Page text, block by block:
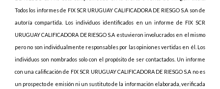
Todos los informes de FIX SCR URUGUAY CALIFICADORA DE RIESGO S.A son de
autoría compartida. Los individuos identificados en un informe de FIX SCR
URUGUAY CALIFICADORA DE RIESGO S.A estuvieron involucrados en el mismo
pero no son individualmente responsables por las opiniones vertidas en él. Los
individuos son nombrados solo con el propósito de ser contactados. Un informe
con una calificación de FIX SCR URUGUAY CALIFICADORA DE RIESGO S.A no es
un prospecto de emisión ni un sustituto de la información elaborada, verificada